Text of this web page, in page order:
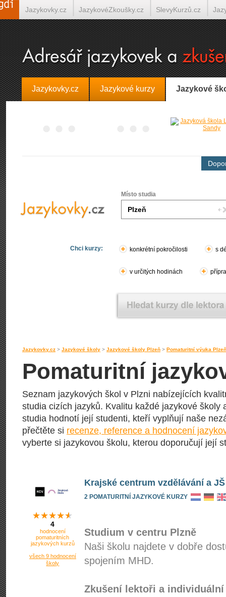
Jazykovky.cz Jazykové kurzy Jazykové
Místo studia
Chci kurzy: konkrétní pokročilosti s
v určitých hodinách
Jazykovky.cz > Jazykové školy > Jazykové školy Plzeň > Pomaturitní výuka Plzeň
Pomaturitní
Seznam jazykových škol v Plzni nabízejících
studia cizích jazyků. Kvalitu každé jazykové školy
studia hodnotí její studenti, kteří vyplňují naše
přečtěte si recenze, reference a hodnocení
vyberte si jazykovou školu, kterou doporučují její
Krajské centrum vzdělávání a
2 POMATURITNÍ JAZYKOVÉ KURZY
4
hodnocení
pomaturitních
jazykových kurzů
všech 9 hodnocení
školy
Studium v centru Plzně
Naši školu najdete v dobře
spojením MHD.
Zkušení lektoři a
Jazykovky.cz JazykovéZkoušky.cz SlevyKurzů.cz
Španělština on-line Italština on-line Tlumočení-